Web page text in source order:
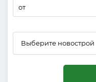
от
Выберите новострой